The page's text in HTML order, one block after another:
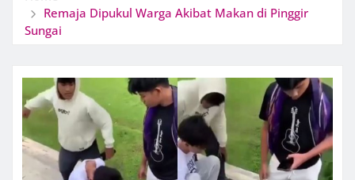
Remaja Dipukul Warga Akibat Makan di Pinggir
Sungai